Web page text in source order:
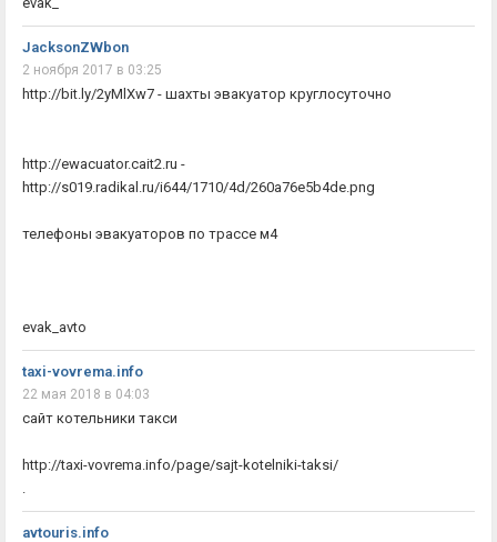
JacksonZWbon
2 ноября 2017 в 03:25
http://bit.ly/2yMlXw7 - шахты эвакуатор круглосуточно
http://ewacuator.cait2.ru -
http://s019.radikal.ru/i644/1710/4d/260a76e5b4de.png
телефоны эвакуаторов по трассе м4
evak_avto
taxi-vovrema.info
22 мая 2018 в 04:03
сайт котельники такси
http://taxi-vovrema.info/page/sajt-kotelniki-taksi/
avtouris.info